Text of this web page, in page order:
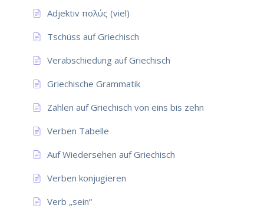
Adjektiv πολύς (viel)
Tschüss auf Griechisch
Verabschiedung auf Griechisch
Griechische Grammatik
Zählen auf Griechisch von eins bis zehn
Verben Tabelle
Auf Wiedersehen auf Griechisch
Verben konjugieren
Verb „sein“